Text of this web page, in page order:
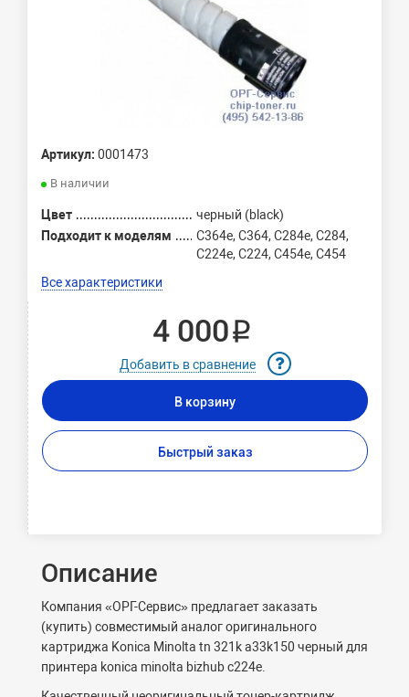
Артикул: 0001473
В наличии
Цвет
черный (black)
Подходит к моделям
C364e, C364, C284e, C284,
C224e, C224, C454e, C454
Все характеристики
4 000 ₽
Добавить в сравнение
В корзину
Быстрый заказ
Описание
Компания «ОРГ-Сервис» предлагает заказать
(купить) совместимый аналог оригинального
картриджа Konica Minolta tn 321k a33k150 черный для
принтера konica minolta bizhub c224e.